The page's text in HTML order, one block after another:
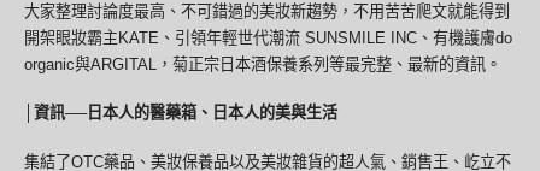
大家整理討論度最高、不可錯過的美妝新趨勢，不用苦苦爬文就能得到
開架眼妝霸主KATE、引領年輕世代潮流 SUNSMILE INC、有機護膚do
organic與ARGITAL，菊正宗日本酒保養系列等最完整、最新的資訊。
資訊──日本人的醫藥箱、日本人的美與生活
集結了OTC藥品、美妝保養品以及美妝雜貨的超人氣、銷售王、屹立不